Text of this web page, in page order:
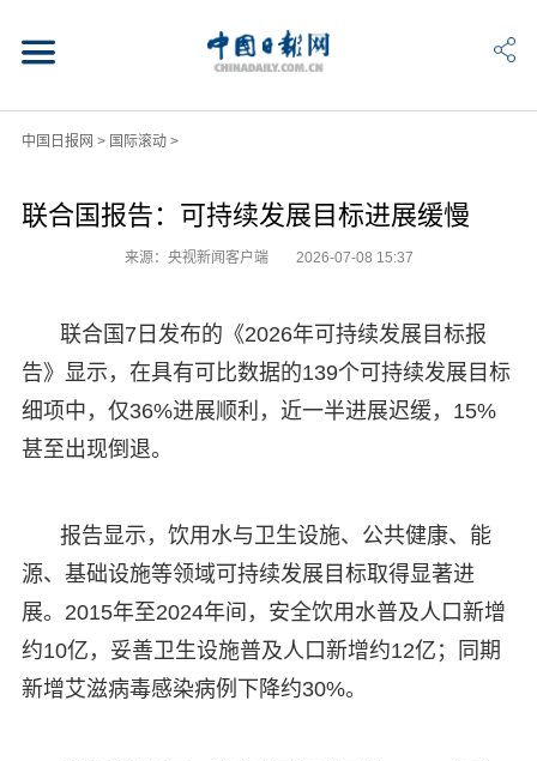
中国日报网 > 国际滚动>
联合国报告：可持续发展目标进展缓慢
来源：央视新闻客户端 2026-07-08 15:37
联合国7日发布的《2026年可持续发展目标报
告》显示，在具有可比数据的139个可持续发展目标
细项中，仅36%进展顺利，近一半进展迟缓，15%
甚至出现倒退。
报告显示，饮用水与卫生设施、公共健康、能
源、基础设施等领域可持续发展目标取得显著进
展。2015年至2024年间，安全饮用水普及人口新增
约10亿，妥善卫生设施普及人口新增约12亿；同期
新增艾滋病毒感染病例下降约30%。